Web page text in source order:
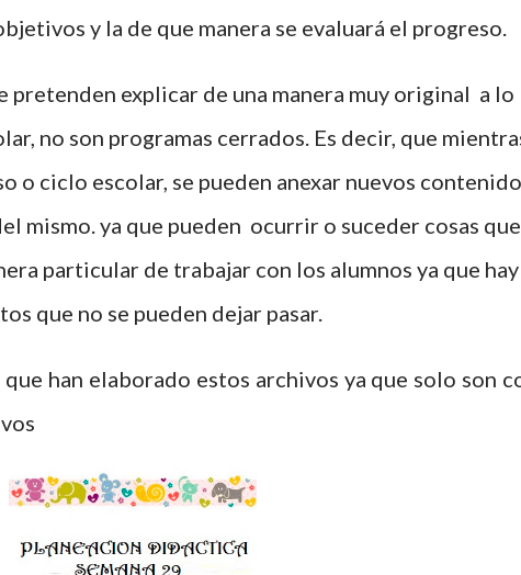
y la de que manera se evaluará el progreso.
no son programas cerrados. Es decir, que
o ciclo escolar, se pueden anexar nuevos
mismo. ya que pueden ocurrir o suceder cosas que
particular de trabajar con los alumnos ya que hay
que no se pueden dejar pasar.
han elaborado estos archivos ya que solo son